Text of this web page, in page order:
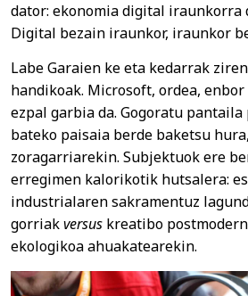
dator: ekonomia digital iraunkorra
Digital bezain iraunkor, iraunkor
Labe Garaien ke eta kedarrak
handikoak. Microsoft, ordea,
ezpal garbia da. Gogoratu
bateko paisaia berde baketsu
zoragarriarekin. Subjektuok ere
erregimen kalorikotik hutsalera:
industrialaren sakramentuz
gorriakversus kreatibo
ekologikoa ahuakatearekin.